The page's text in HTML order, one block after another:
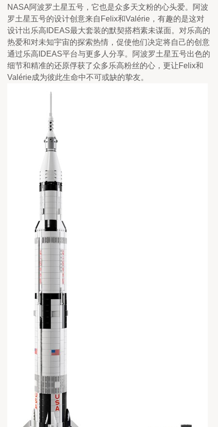
NASA阿波罗土星五号，它也是众多天文粉的心头爱。阿波
罗土星五号的设计创意来自Felix和Valérie，有趣的是这对
设计出乐高IDEAS最大套装的默契搭档素未谋面。对乐高的
热爱和对未知宇宙的探索热情，促使他们决定将自己的创意
通过乐高IDEAS平台与更多人分享。阿波罗土星五号出色的
细节和精准的还原俘获了众多乐高粉丝的心，更让Felix和
Valérie成为彼此生命中不可或缺的挚友。